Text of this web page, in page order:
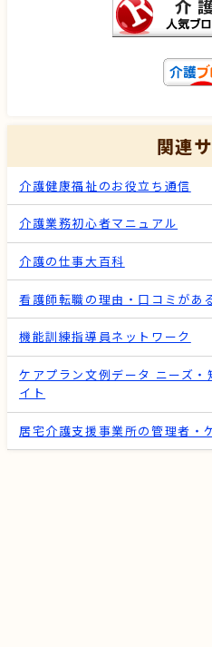
関連
介護健康福祉のお役立ち通信
介護業務初心者マニュアル
介護の仕事大百科
看護師転職の理由・口コミがあ
機能訓練指導員ネットワーク
ケアプラン文例データ ニーズ
イト
居宅介護支援事業所の管理者・